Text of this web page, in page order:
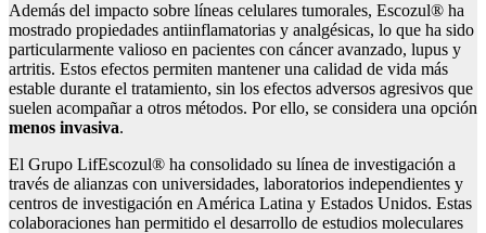
Además del impacto sobre líneas celulares tumorales, Escozul® ha
mostrado propiedades antiinflamatorias y analgésicas, lo que ha sido
particularmente valioso en pacientes con cáncer avanzado, lupus y
artritis. Estos efectos permiten mantener una calidad de vida más
estable durante el tratamiento, sin los efectos adversos agresivos que
suelen acompañar a otros métodos. Por ello, se considera una opción
menos invasiva.
El Grupo LifEscozul® ha consolidado su línea de investigación a
través de alianzas con universidades, laboratorios independientes y
centros de investigación en América Latina y Estados Unidos. Estas
colaboraciones han permitido el desarrollo de estudios moleculares